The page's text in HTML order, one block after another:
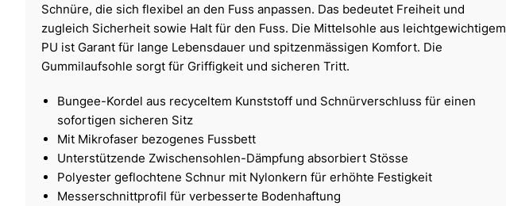
Schnüre, die sich flexibel an den Fuss anpassen. Das bedeutet Freiheit und
zugleich Sicherheit sowie Halt für den Fuss. Die Mittelsohle aus leichtgewichtigem
PU ist Garant für lange Lebensdauer und spitzenmässigen Komfort. Die
Gummilaufsohle sorgt für Griffigkeit und sicheren Tritt.
Bungee-Kordel aus recyceltem Kunststoff und Schnürverschluss für einen
sofortigen sicheren Sitz
Mit Mikrofaser bezogenes Fussbett
Unterstützende Zwischensohlen-Dämpfung absorbiert Stösse
Polyester geflochtene Schnur mit Nylonkern für erhöhte Festigkeit
Messerschnittprofil für verbesserte Bodenhaftung